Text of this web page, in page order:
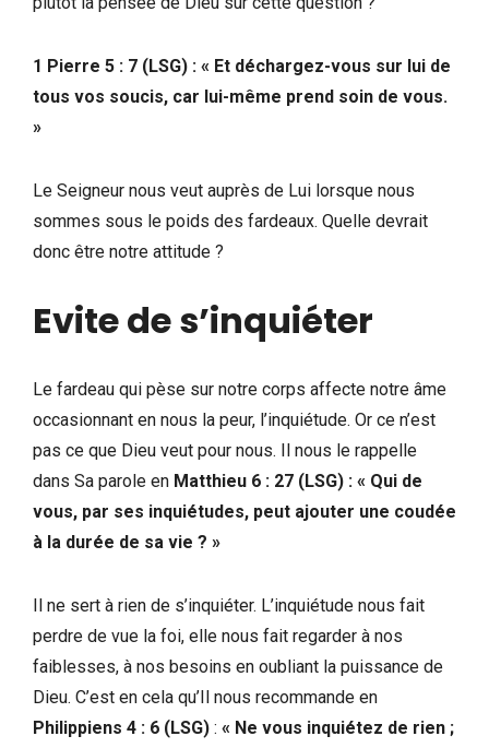
1 Pierre 5 : 7 (LSG) : « Et déchargez-vous sur lui de
tous vos soucis, car lui-même prend soin de vous.
»
Le Seigneur nous veut auprès de Lui lorsque nous
sommes sous le poids des fardeaux. Quelle devrait
donc être notre attitude ?
Evite de s’inquiéter
Le fardeau qui pèse sur notre corps affecte notre âme
occasionnant en nous la peur, l’inquiétude. Or ce n’est
pas ce que Dieu veut pour nous. Il nous le rappelle
dans Sa parole en Matthieu 6 : 27 (LSG) : « Qui de
vous, par ses inquiétudes, peut ajouter une coudée
à la durée de sa vie ? »
Il ne sert à rien de s’inquiéter. L’inquiétude nous fait
perdre de vue la foi, elle nous fait regarder à nos
faiblesses, à nos besoins en oubliant la puissance de
Dieu. C’est en cela qu’Il nous recommande en
Philippiens 4 : 6 (LSG) : « Ne vous inquiétez de rien ;